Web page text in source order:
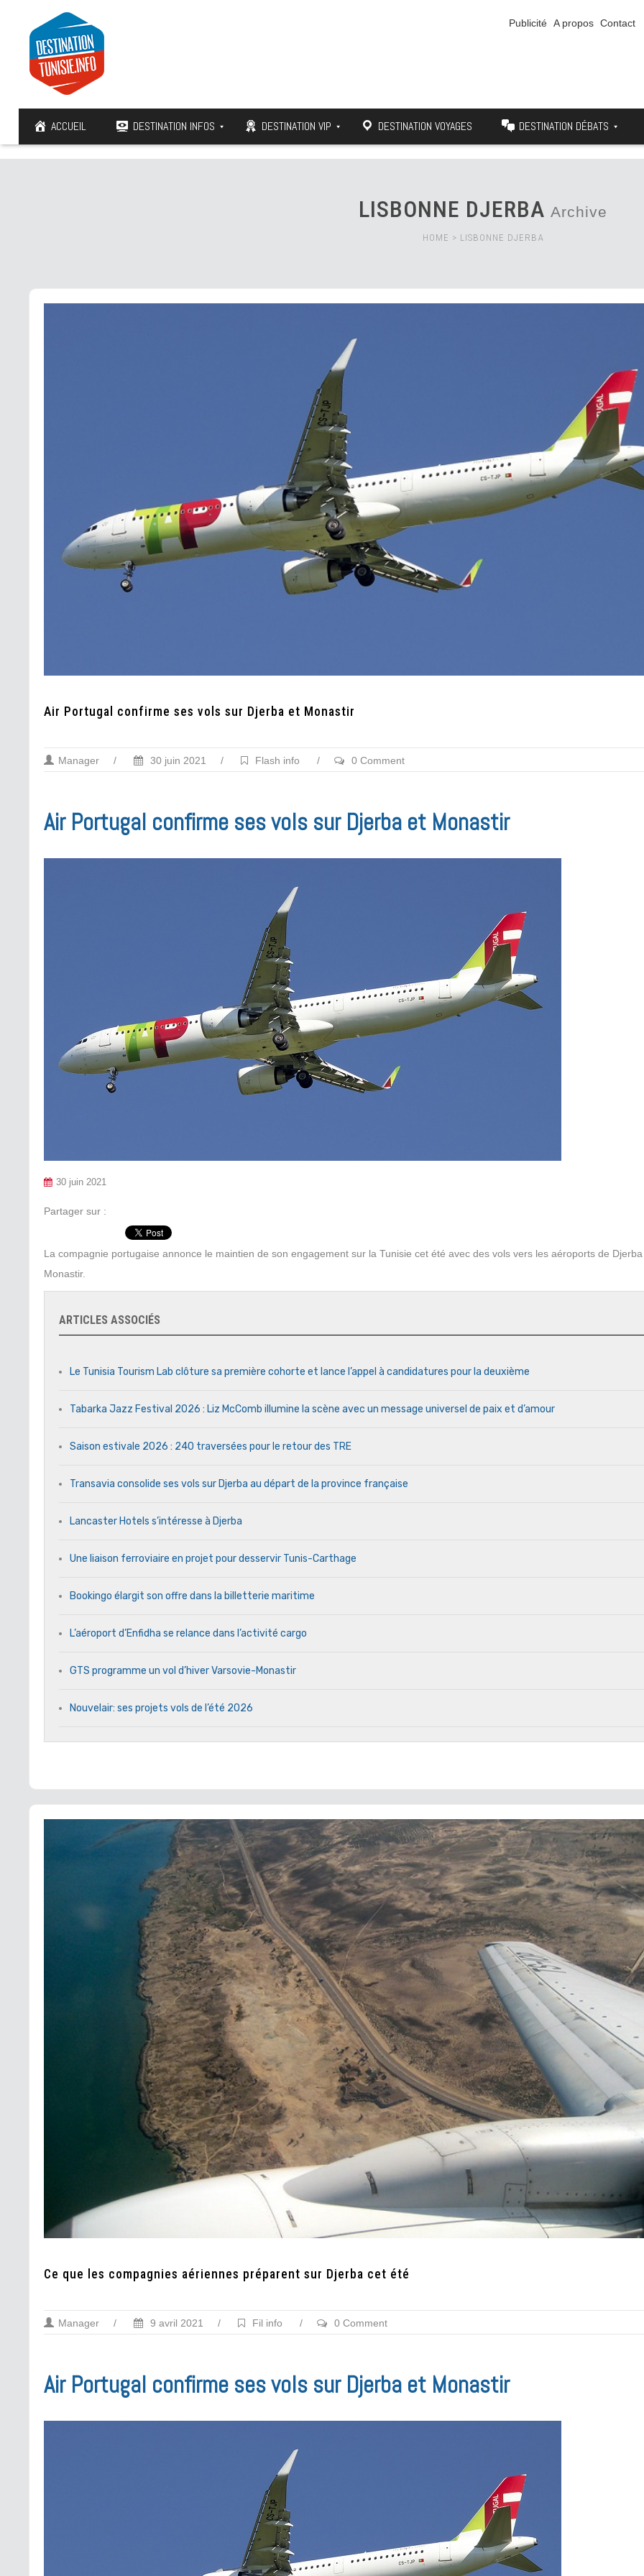
Publicité A propos Contact
ACCUEIL DESTINATION INFOS DESTINATION VIP DESTINATION VOYAGES DESTINATION DÉBATS
LISBONNE DJERBA Archive
HOME > LISBONNE DJERBA
Air Portugal confirme ses vols sur Djerba et Monastir
Manager / 30 juin 2021 / Flash info / 0 Comment
Air Portugal confirme ses vols sur Djerba et Monastir
30 juin 2021
Partager sur :
La compagnie portugaise annonce le maintien de son engagement sur la Tunisie cet été avec des vols vers les aéroports de
Monastir.
ARTICLES ASSOCIÉS
Le Tunisia Tourism Lab clôture sa première cohorte et lance l’appel à candidatures pour la deuxième
Tabarka Jazz Festival 2026 : Liz McComb illumine la scène avec un message universel de paix et d’amour
Saison estivale 2026 : 240 traversées pour le retour des TRE
Transavia consolide ses vols sur Djerba au départ de la province française
Lancaster Hotels s’intéresse à Djerba
Une liaison ferroviaire en projet pour desservir Tunis-Carthage
Bookingo élargit son offre dans la billetterie maritime
L’aéroport d’Enfidha se relance dans l’activité cargo
GTS programme un vol d’hiver Varsovie-Monastir
Nouvelair: ses projets vols de l’été 2026
Ce que les compagnies aériennes préparent sur Djerba cet été
Manager / 9 avril 2021 / Fil info / 0 Comment
Air Portugal confirme ses vols sur Djerba et Monastir